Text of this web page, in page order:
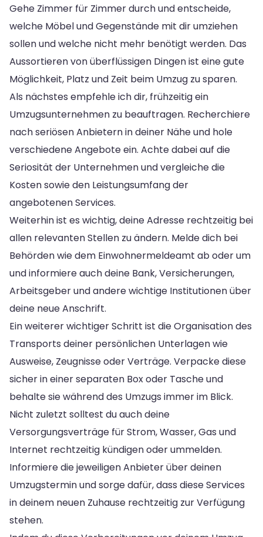
Gehe Zimmer für Zimmer durch und entscheide,
welche Möbel und Gegenstände mit dir umziehen
sollen und welche nicht mehr benötigt werden. Das
Aussortieren von überflüssigen Dingen ist eine gute
Möglichkeit, Platz und Zeit beim Umzug zu sparen.
Als nächstes empfehle ich dir, frühzeitig ein
Umzugsunternehmen zu beauftragen. Recherchiere
nach seriösen Anbietern in deiner Nähe und hole
verschiedene Angebote ein. Achte dabei auf die
Seriosität der Unternehmen und vergleiche die
Kosten sowie den Leistungsumfang der
angebotenen Services.
Weiterhin ist es wichtig, deine Adresse rechtzeitig bei
allen relevanten Stellen zu ändern. Melde dich bei
Behörden wie dem Einwohnermeldeamt ab oder um
und informiere auch deine Bank, Versicherungen,
Arbeitsgeber und andere wichtige Institutionen über
deine neue Anschrift.
Ein weiterer wichtiger Schritt ist die Organisation des
Transports deiner persönlichen Unterlagen wie
Ausweise, Zeugnisse oder Verträge. Verpacke diese
sicher in einer separaten Box oder Tasche und
behalte sie während des Umzugs immer im Blick.
Nicht zuletzt solltest du auch deine
Versorgungsverträge für Strom, Wasser, Gas und
Internet rechtzeitig kündigen oder ummelden.
Informiere die jeweiligen Anbieter über deinen
Umzugstermin und sorge dafür, dass diese Services
in deinem neuen Zuhause rechtzeitig zur Verfügung
stehen.